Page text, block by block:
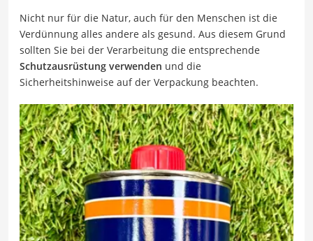
Nicht nur für die Natur, auch für den Menschen ist die
Verdünnung alles andere als gesund. Aus diesem Grund
sollten Sie bei der Verarbeitung die entsprechende
Schutzausrüstung verwenden und die
Sicherheitshinweise auf der Verpackung beachten.